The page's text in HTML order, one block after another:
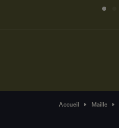
Accueil Maille